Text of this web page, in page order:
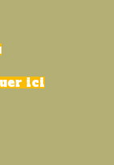
ici